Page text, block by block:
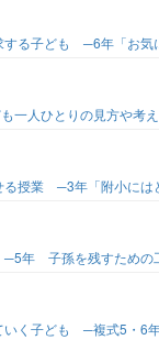
る子ども ─6年「お
一人ひとりの見方や考
る授業 ─3年「附小に
年 子孫を残すための
いく子ども ─複式5・6